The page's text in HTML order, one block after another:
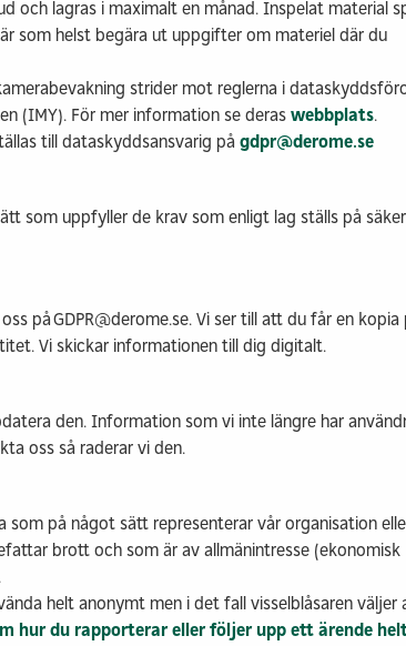
lagras i maximalt en månad. Inspelat material
som helst begära ut uppgifter om materiel där du
strider mot reglerna i
(IMY). För mer information se deras webbplats.
till dataskyddsansvarig på gdpr@derome.se
som uppfyller de krav som enligt lag ställs på säker
på GDPR@derome.se. Vi ser till att du får en kopia
Vi skickar informationen till dig digitalt.
den. Information som vi inte längre har
oss så raderar vi den.
som på något sätt representerar vår organisation
brott och som är av allmänintresse (ekonomisk
helt anonymt men i det fall visselblåsaren väljer
hur du rapporterar eller följer upp ett ärende